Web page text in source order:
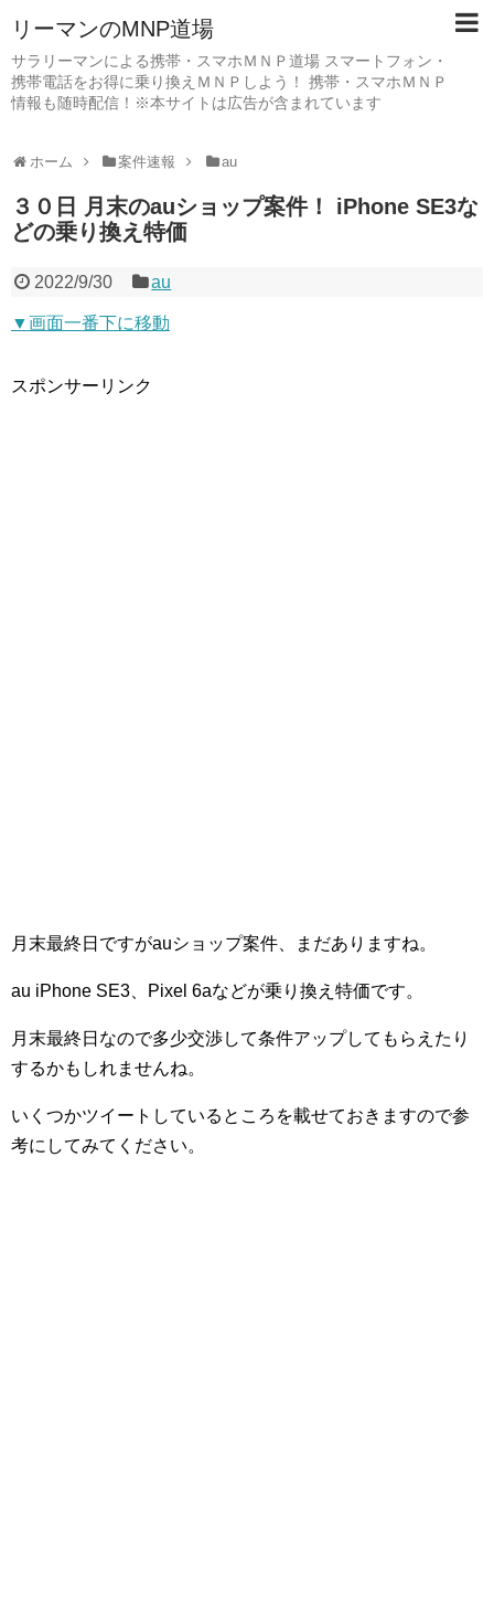
リーマンのMNP道場
サラリーマンによる携帯・スマホＭＮＰ道場 スマートフォン・
携帯電話をお得に乗り換えＭＮＰしよう！ 携帯・スマホＭＮＰ
情報も随時配信！※本サイトは広告が含まれています
ホーム 案件速報 au
３０日 月末のauショップ案件！ iPhone SE3な
どの乗り換え特価
2022/9/30 au
▼画面一番下に移動
スポンサーリンク
月末最終日ですがauショップ案件、まだありますね。
au iPhone SE3、Pixel 6aなどが乗り換え特価です。
月末最終日なので多少交渉して条件アップしてもらえたり
するかもしれませんね。
いくつかツイートしているところを載せておきますので参
考にしてみてください。